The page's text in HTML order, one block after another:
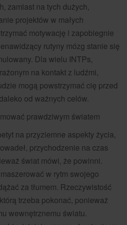
zamiast na tych dużych,
projektów w małych
motywację i zapobiegnie
rutyny mózg stanie się
Dla wielu INTPs,
na kontakt z ludźmi,
mogą powstrzymać cię przed
od ważnych celów.
prawdziwym światem
na przyziemne aspekty życia,
przychodzenie na czas
świat mówi, że powinni.
w rytm swojego
za tłumem. Rzeczywistość
trzeba pokonać, ponieważ
wewnętrznemu światu.